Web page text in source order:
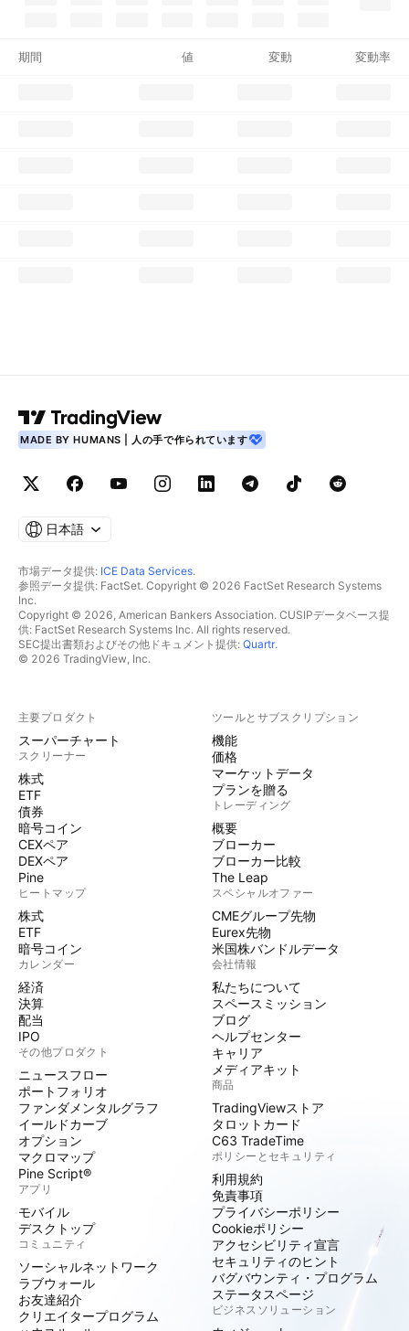
期間 値 変動 変動率
MADE BY HUMANS | 人の手で作られています
日本語
市場データ提供: ICE Data Services.
参照データ提供: FactSet. Copyright © 2026 FactSet Research Systems
Inc.
Copyright © 2026, American Bankers Association. CUSIPデータベース提
供: FactSet Research Systems Inc. All rights reserved.
SEC提出書類およびその他ドキュメント提供: Quartr.
© 2026 TradingView, Inc.
主要プロダクト
スーパーチャート
スクリーナー
株式
ETF
債券
暗号コイン
CEXペア
DEXペア
Pine
ヒートマップ
株式
ETF
暗号コイン
カレンダー
経済
決算
配当
IPO
その他プロダクト
ニュースフロー
ポートフォリオ
ファンダメンタルグラフ
イールドカーブ
オプション
マクロマップ
Pine Script®
アプリ
モバイル
デスクトップ
コミュニティ
ソーシャルネットワーク
ラブウォール
お友達紹介
クリエイタープログラム
ツールとサブスクリプション
機能
価格
マーケットデータ
プランを贈る
トレーディング
概要
ブローカー
ブローカー比較
The Leap
スペシャルオファー
CMEグループ先物
Eurex先物
米国株バンドルデータ
会社情報
私たちについて
スペースミッション
ブログ
ヘルプセンター
キャリア
メディアキット
商品
TradingViewストア
タロットカード
C63 TradeTime
ポリシーとセキュリティ
利用規約
免責事項
プライバシーポリシー
Cookieポリシー
アクセシビリティ宣言
セキュリティのヒント
バグバウンティ・プログラム
ステータスページ
ビジネスソリューション